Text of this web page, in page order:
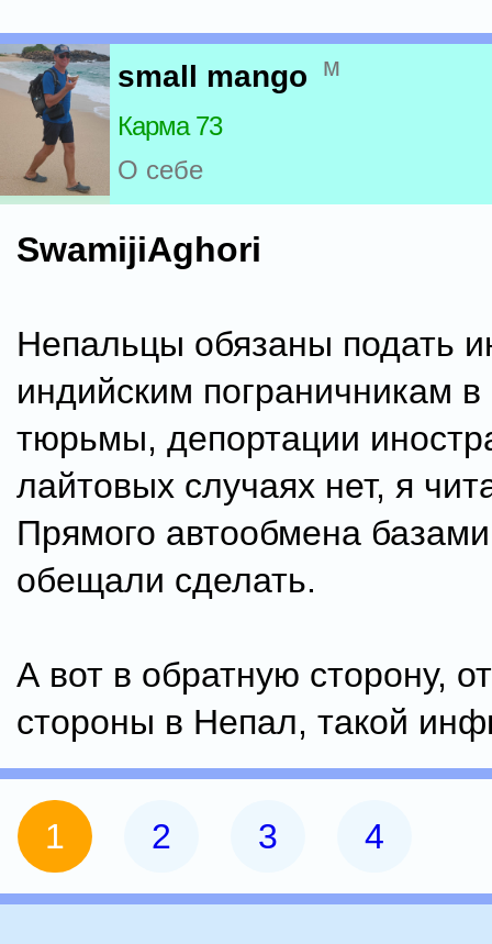
small mango м
Карма 73
О себе
SwamijiAghori
Непальцы обязаны подать
индийским пограничникам в
тюрьмы, депортации
лайтовых случаях нет, я
Прямого автообмена
обещали сделать.
А вот в обратную сторону,
стороны в Непал, такой
1 2 3 4